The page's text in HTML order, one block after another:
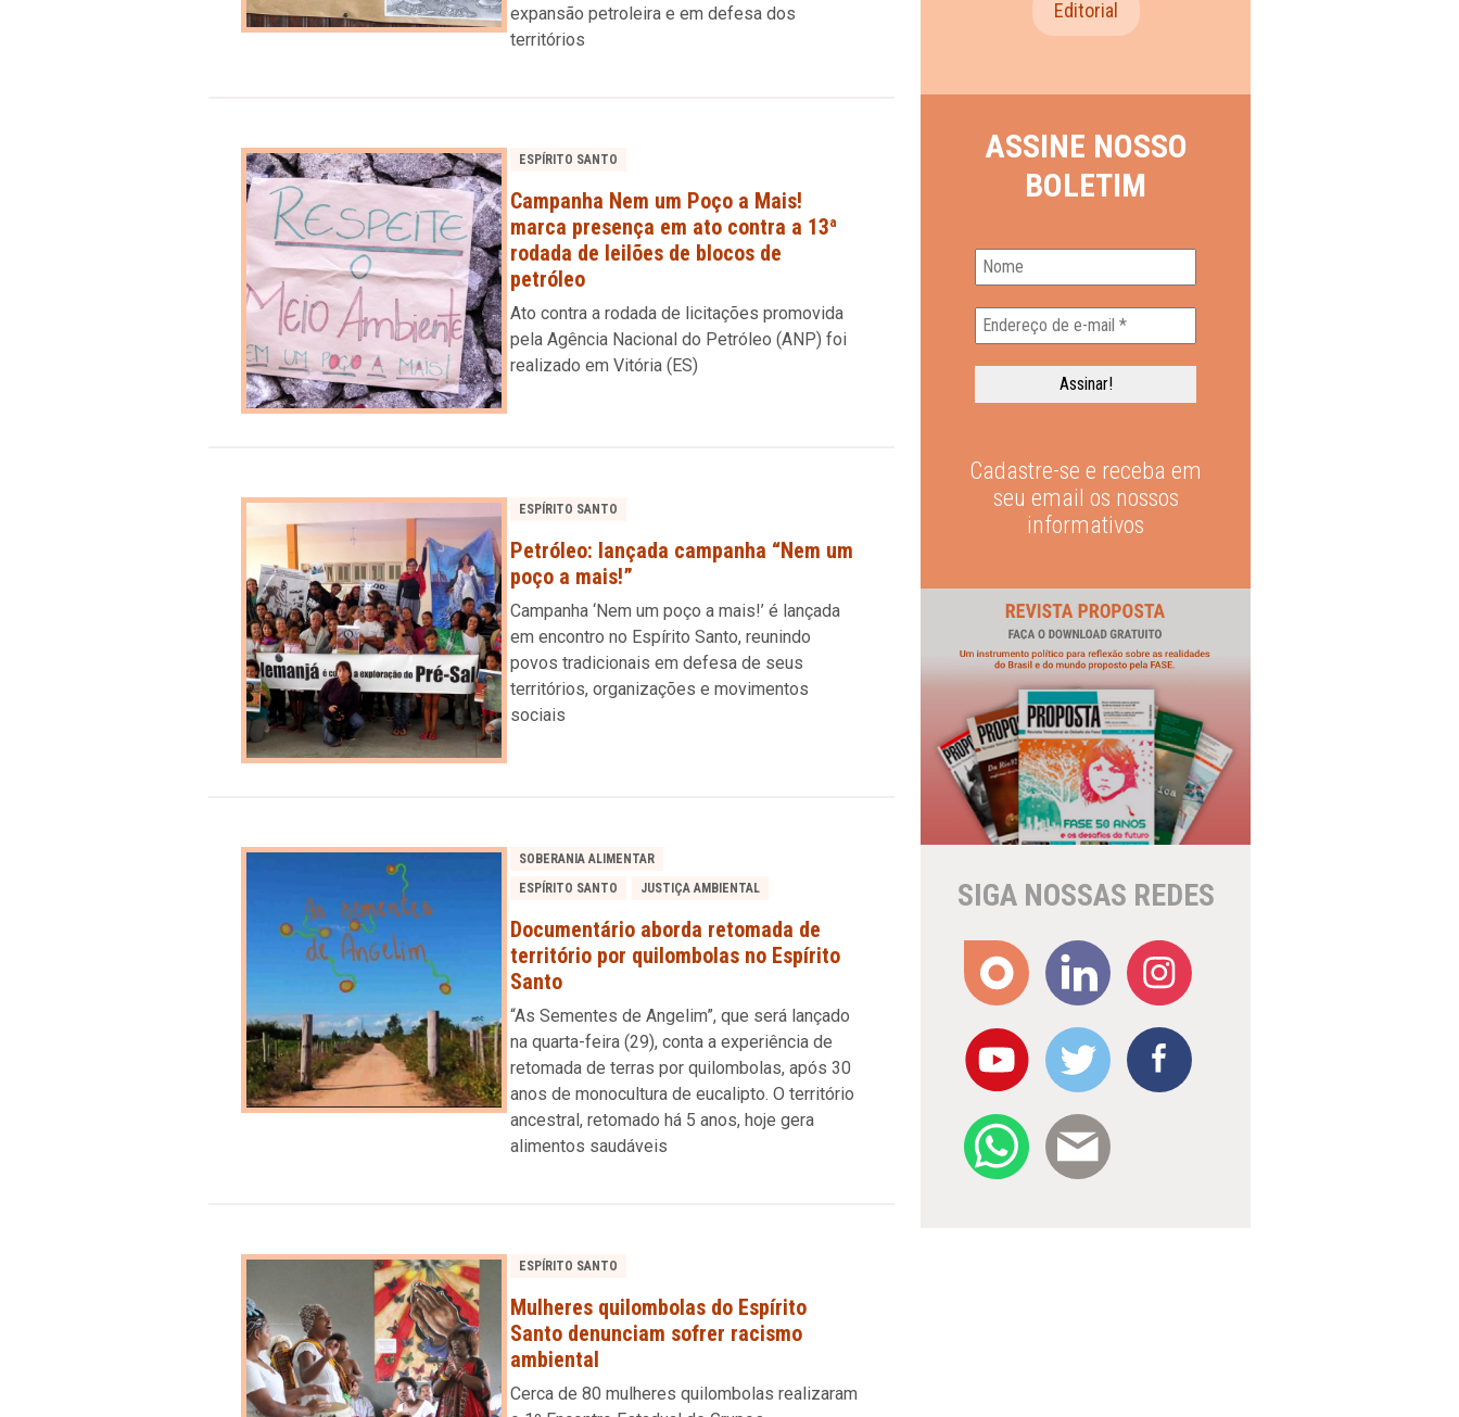
expansão petroleira e em defesa dos
territórios
ESPÍRITO SANTO
Campanha Nem um Poço a Mais!
marca presença em ato contra a 13ª
rodada de leilões de blocos de
petróleo
Ato contra a rodada de licitações promovida
pela Agência Nacional do Petróleo (ANP) foi
realizado em Vitória (ES)
ESPÍRITO SANTO
Petróleo: lançada campanha “Nem um
poço a mais!”
Campanha ‘Nem um poço a mais!’ é lançada
em encontro no Espírito Santo, reunindo
povos tradicionais em defesa de seus
territórios, organizações e movimentos
sociais
ESPÍRITO SANTO JUSTIÇA AMBIENTAL
SOBERANIA ALIMENTAR
Documentário aborda retomada de
território por quilombolas no Espírito
Santo
“As Sementes de Angelim”, que será lançado
na quarta-feira (29), conta a experiência de
retomada de terras por quilombolas, após 30
anos de monocultura de eucalipto. O território
ancestral, retomado há 5 anos, hoje gera
alimentos saudáveis
ESPÍRITO SANTO
Mulheres quilombolas do Espírito
Santo denunciam sofrer racismo
ambiental
Cerca de 80 mulheres quilombolas realizaram
Editorial
ASSINE NOSSO
BOLETIM
Cadastre-se e receba em
seu email os nossos
informativos
SIGA NOSSAS REDES